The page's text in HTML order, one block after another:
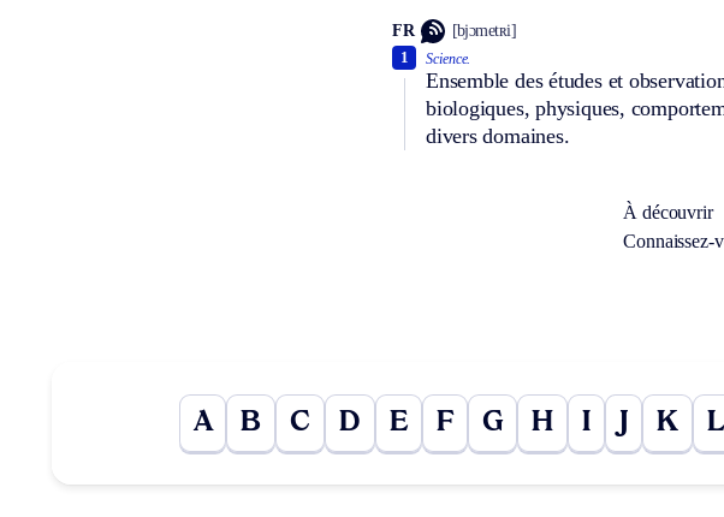
FR [bjɔmetʀi]
Science.
Ensemble des études et
biologiques, physiques,
divers domaines.
1
À découvrir
Connaissez-
A B C D E F G H I K L